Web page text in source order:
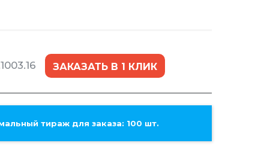
ЗАКАЗАТЬ В 1 КЛИК
тираж для заказа: 100 шт.